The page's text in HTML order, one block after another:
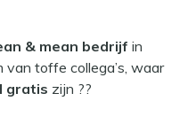
& mean bedrijf in
toffe collega’s, waar
gratis zijn ??